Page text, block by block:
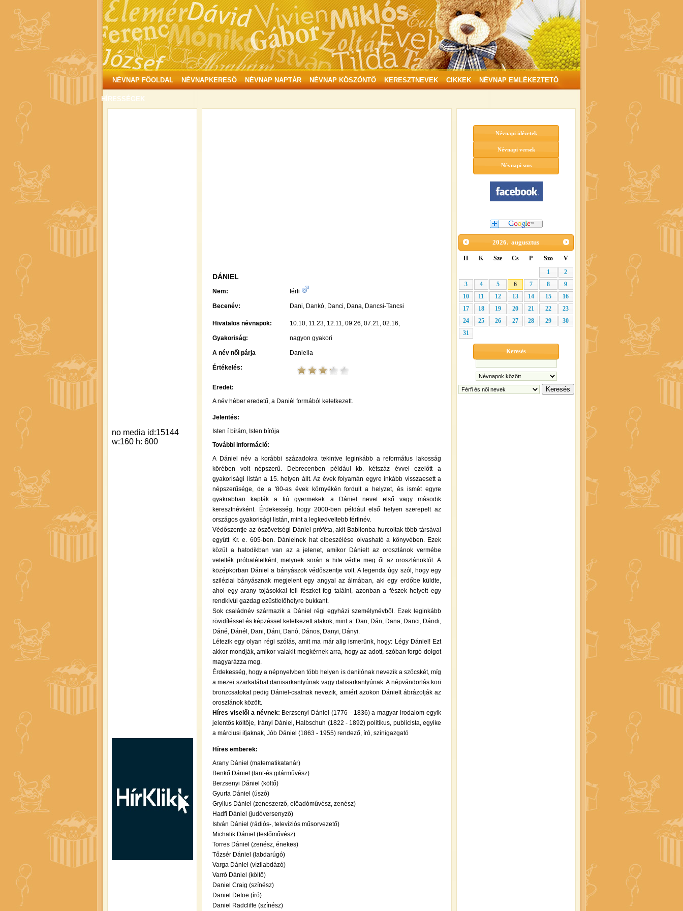
NÉVNAP FŐOLDAL NÉVNAPKERESŐ NÉVNAP NAPTÁR NÉVNAP KÖSZÖNTŐ KERESZTNEVEK CIKKEK NÉVNAP EMLÉKEZTETŐ
HÍRESSÉGEK
DÁNIEL
Nem: férfi
Becenév: Dani, Dankó, Danci, Dana, Dancsi-Tancsi
Hivatalos névnapok: 10.10, 11.23, 12.11, 09.26, 07.21, 02.16,
Gyakoriság: nagyon gyakori
A név női párja Daniella
Értékelés:
Eredet:
A név héber eredetű, a Daniél formából keletkezett.
Jelentés:
Isten í bírám, Isten bírója
További információ:
A Dániel név a korábbi századokra tekintve leginkább a református lakosság
körében volt népszerű. Debrecenben például kb. kétszáz évvel ezelőtt a
gyakorisági listán a 15. helyen állt. Az évek folyamán egyre inkább visszaesett a
népszerűsége, de a '80-as évek környékén fordult a helyzet, és ismét egyre
gyakrabban kapták a fiú gyermekek a Dániel nevet első vagy második
keresztnévként. Érdekesség, hogy 2000-ben például első helyen szerepelt az
országos gyakorisági listán, mint a legkedveltebb férfinév.
Védőszentje az ószövetségi Dániel próféta, akit Babilonba hurcoltak több társával
együtt Kr. e. 605-ben. Dánielnek hat elbeszélése olvasható a könyvében. Ezek
közül a hatodikban van az a jelenet, amikor Dánielt az oroszlánok vermébe
vetették próbatételként, melynek során a hite védte meg őt az oroszlánoktól. A
középkorban Dániel a bányászok védőszentje volt. A legenda úgy szól, hogy egy
sziléziai bányásznak megjelent egy angyal az álmában, aki egy erdőbe küldte,
ahol egy arany tojásokkal teli fészket fog találni, azonban a fészek helyett egy
rendkívül gazdag ezüstlelőhelyre bukkant.
Sok családnév származik a Dániel régi egyházi személynévből. Ezek leginkább
rövidítéssel és képzéssel keletkezett alakok, mint a: Dan, Dán, Dana, Danci, Dándi,
Dáné, Dánél, Dani, Dáni, Danó, Dános, Danyi, Dányi.
Létezik egy olyan régi szólás, amit ma már alig ismerünk, hogy: Légy Dániel! Ezt
akkor mondják, amikor valakit megkérnek arra, hogy az adott, szóban forgó dolgot
magyarázza meg.
Érdekesség, hogy a népnyelvben több helyen is danilónak nevezik a szöcskét, míg
a mezei szarkalábat danisarkantyúnak vagy dalisarkantyúnak. A népvándorlás kori
bronzcsatokat pedig Dániel-csatnak nevezik, amiért azokon Dánielt ábrázolják az
oroszlánok között.
Híres viselői a névnek: Berzsenyi Dániel (1776 - 1836) a magyar irodalom egyik
jelentős költője, Irányi Dániel, Halbschuh (1822 - 1892) politikus, publicista, egyike
a márciusi ifjaknak, Jób Dániel (1863 - 1955) rendező, író, színigazgató
Híres emberek:
Arany Dániel (matematikatanár)
Benkő Dániel (lant-és gitárművész)
Berzsenyi Dániel (költő)
Gyurta Dániel (úszó)
Gryllus Dániel (zeneszerző, előadóművész, zenész)
Hadfi Dániel (judóversenyző)
István Dániel (rádiós-, televíziós műsorvezető)
Michalik Dániel (festőművész)
Torres Dániel (zenész, énekes)
Tőzsér Dániel (labdarúgó)
Varga Dániel (vízilabdázó)
Varró Dániel (költő)
Daniel Craig (színész)
Daniel Defoe (író)
Daniel Radcliffe (színész)
Névnapi idézetek
Névnapi versek
Névnapi sms
2026.augusztus
H K Sze Cs P Szo
V
1
2
3
4 5 6 7 8
9
10
11 12 13 14 15
16
17
18 19 20 21 22
23
24
25 26 27 28 29
30
31
Keresés